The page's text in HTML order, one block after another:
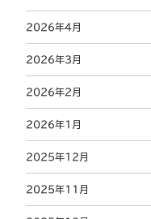
2026年4月
2026年3月
2026年2月
2026年1月
2025年12月
2025年11月